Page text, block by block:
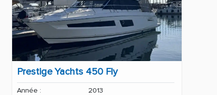
Prestige Yachts 450 Fly
Année :
2013